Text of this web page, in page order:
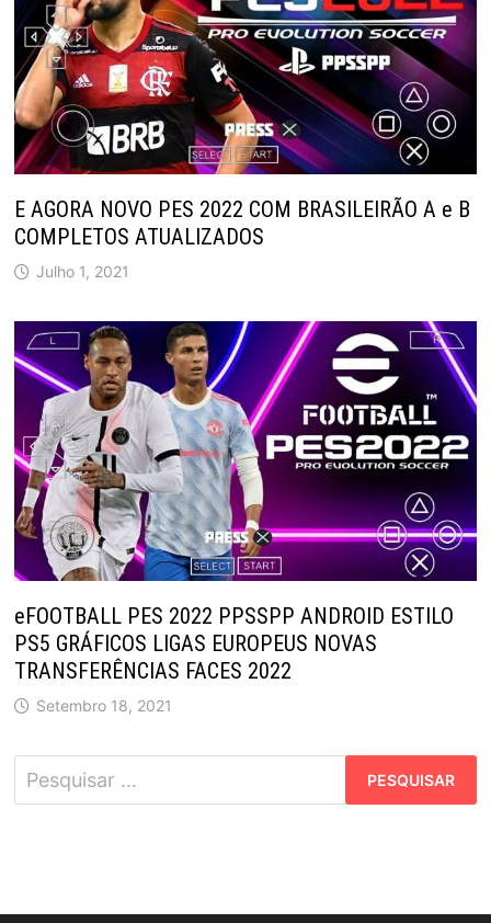
E AGORA NOVO PES 2022 COM BRASILEIRÃO A e B
COMPLETOS ATUALIZADOS
Julho 1, 2021
eFOOTBALL PES 2022 PPSSPP ANDROID ESTILO
PS5 GRÁFICOS LIGAS EUROPEUS NOVAS
TRANSFERÊNCIAS FACES 2022
Setembro 18, 2021
Pesquisar
por: